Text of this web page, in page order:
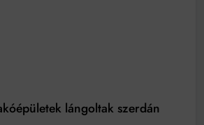
lángoltak szerdán